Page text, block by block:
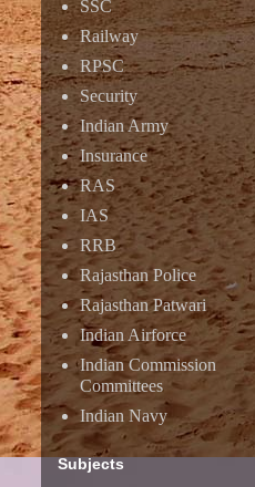
SSC
Railway
RPSC
Security
Indian Army
Insurance
RAS
IAS
RRB
Rajasthan Police
Rajasthan Patwari
Indian Airforce
Indian Commission
Committees
Indian Navy
Subjects